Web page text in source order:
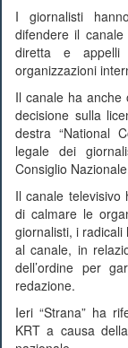
I giornalisti
difendere il
diretta e appelli
organizzazioni
Il canale ha
decisione sulla
destra “National
legale dei
Consiglio
Il canale televisivo
di calmare le
giornalisti, i
al canale, in
dell’ordine per
redazione.
Ieri “Strana” ha
KRT a causa